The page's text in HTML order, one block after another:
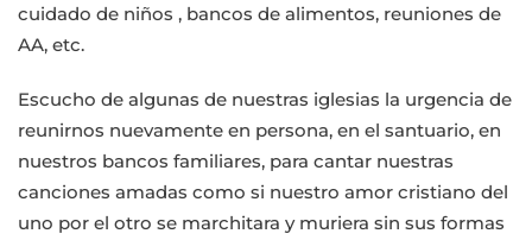
cuidado de niños , bancos de alimentos, reuniones de
AA, etc.
Escucho de algunas de nuestras iglesias la urgencia de
reunirnos nuevamente en persona, en el santuario, en
nuestros bancos familiares, para cantar nuestras
canciones amadas como si nuestro amor cristiano del
uno por el otro se marchitara y muriera sin sus formas